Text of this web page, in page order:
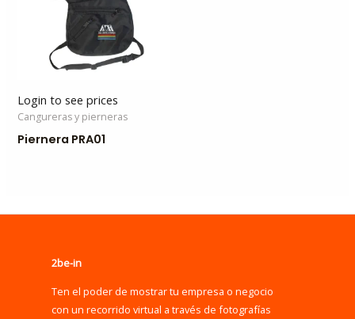
Login to see prices
Cangureras y pierneras
Piernera PRA01
2be-in
Ten el poder de mostrar tu empresa o negocio
con un recorrido virtual a través de fotografías